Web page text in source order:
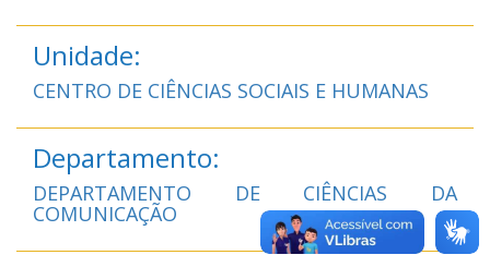
Unidade:
CENTRO DE CIÊNCIAS SOCIAIS E HUMANAS
Departamento:
DEPARTAMENTO DE CIÊNCIAS DA
COMUNICAÇÃO